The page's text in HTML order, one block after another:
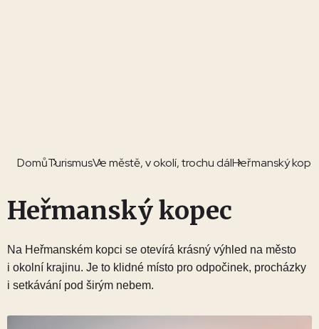
DomůTurismusVe městě, v okolí, trochu dálHeřmanský
Heřmanský kopec
Na Heřmanském kopci se otevírá krásný výhled na město
i okolní krajinu. Je to klidné místo pro odpočinek, procházky
i setkávání pod širým nebem.